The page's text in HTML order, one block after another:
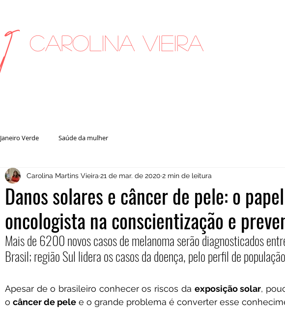
Carolina Vieira
Janeiro Verde Saúde da mulher
Danos solares e câncer de pele: o
oncologista na conscientização e
Carolina Martins Vieira 21 de mar. de 2020 2 min de leitura
Mais de 6200 novos casos de melanoma serão diagnosticados
Brasil; região Sul lidera os casos da doença, pelo perfil de
Apesar de o brasileiro conhecer os riscos da exposição solar,
o câncer de pele e o grande problema é converter esse